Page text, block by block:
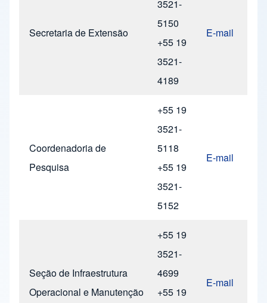
Secretaria de Extensão
3521-
5150
+55 19
3521-
4189
E-mail
Coordenadoria de
Pesquisa
+55 19
3521-
5118
+55 19
3521-
5152
E-mail
Seção de Infraestrutura
Operacional e Manutenção
+55 19
3521-
4699
+55 19
E-mail